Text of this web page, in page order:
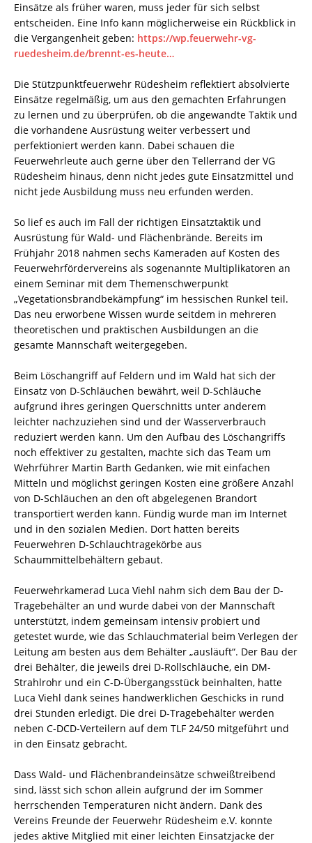
Einsätze als früher waren, muss jeder für sich selbst
entscheiden. Eine Info kann möglicherweise ein Rückblick in
die Vergangenheit geben: https://wp.feuerwehr-vg-
ruedesheim.de/brennt-es-heute…
Die Stützpunktfeuerwehr Rüdesheim reflektiert absolvierte
Einsätze regelmäßig, um aus den gemachten Erfahrungen
zu lernen und zu überprüfen, ob die angewandte Taktik und
die vorhandene Ausrüstung weiter verbessert und
perfektioniert werden kann. Dabei schauen die
Feuerwehrleute auch gerne über den Tellerrand der VG
Rüdesheim hinaus, denn nicht jedes gute Einsatzmittel und
nicht jede Ausbildung muss neu erfunden werden.
So lief es auch im Fall der richtigen Einsatztaktik und
Ausrüstung für Wald- und Flächenbrände. Bereits im
Frühjahr 2018 nahmen sechs Kameraden auf Kosten des
Feuerwehrfördervereins als sogenannte Multiplikatoren an
einem Seminar mit dem Themenschwerpunkt
„Vegetationsbrandbekämpfung“ im hessischen Runkel teil.
Das neu erworbene Wissen wurde seitdem in mehreren
theoretischen und praktischen Ausbildungen an die
gesamte Mannschaft weitergegeben.
Beim Löschangriff auf Feldern und im Wald hat sich der
Einsatz von D-Schläuchen bewährt, weil D-Schläuche
aufgrund ihres geringen Querschnitts unter anderem
leichter nachzuziehen sind und der Wasserverbrauch
reduziert werden kann. Um den Aufbau des Löschangriffs
noch effektiver zu gestalten, machte sich das Team um
Wehrführer Martin Barth Gedanken, wie mit einfachen
Mitteln und möglichst geringen Kosten eine größere Anzahl
von D-Schläuchen an den oft abgelegenen Brandort
transportiert werden kann. Fündig wurde man im Internet
und in den sozialen Medien. Dort hatten bereits
Feuerwehren D-Schlauchtragekörbe aus
Schaummittelbehältern gebaut.
Feuerwehrkamerad Luca Viehl nahm sich dem Bau der D-
Tragebehälter an und wurde dabei von der Mannschaft
unterstützt, indem gemeinsam intensiv probiert und
getestet wurde, wie das Schlauchmaterial beim Verlegen der
Leitung am besten aus dem Behälter „ausläuft“. Der Bau der
drei Behälter, die jeweils drei D-Rollschläuche, ein DM-
Strahlrohr und ein C-D-Übergangsstück beinhalten, hatte
Luca Viehl dank seines handwerklichen Geschicks in rund
drei Stunden erledigt. Die drei D-Tragebehälter werden
neben C-DCD-Verteilern auf dem TLF 24/50 mitgeführt und
in den Einsatz gebracht.
Dass Wald- und Flächenbrandeinsätze schweißtreibend
sind, lässt sich schon allein aufgrund der im Sommer
herrschenden Temperaturen nicht ändern. Dank des
Vereins Freunde der Feuerwehr Rüdesheim e.V. konnte
jedes aktive Mitglied mit einer leichten Einsatzjacke der